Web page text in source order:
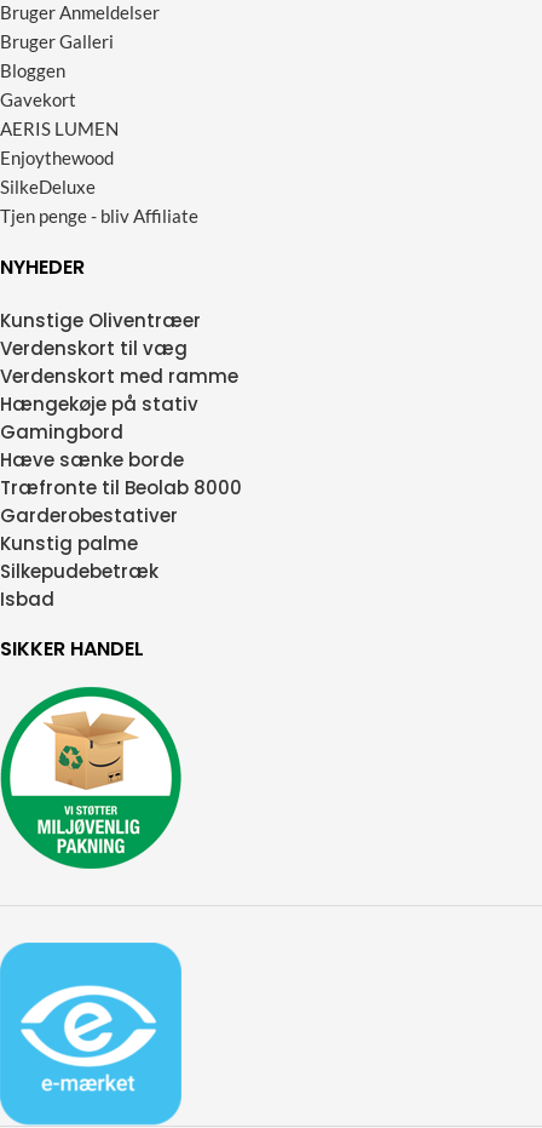
Bruger Anmeldelser
Bruger Galleri
Bloggen
Gavekort
AERIS LUMEN
Enjoythewood
SilkeDeluxe
Tjen penge - bliv Affiliate
NYHEDER
Kunstige Oliventræer
Verdenskort til væg
Verdenskort med ramme
Hængekøje på stativ
Gamingbord
Hæve sænke borde
Træfronte til Beolab 8000
Garderobestativer
Kunstig palme
Silkepudebetræk
Isbad
SIKKER HANDEL